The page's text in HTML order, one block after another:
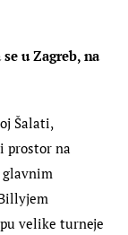
u Zagreb, na
Šalati,
prostor na
glavnim
velike turneje